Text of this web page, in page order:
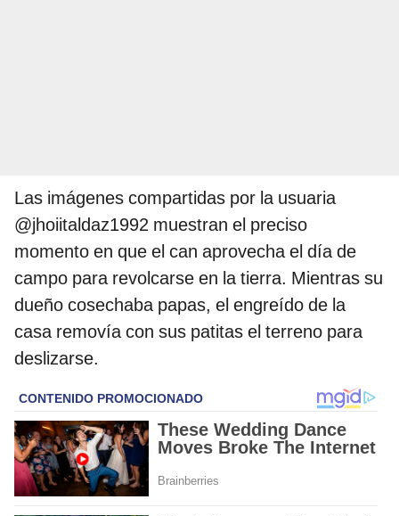
Las imágenes compartidas por la usuaria
@jhoiitaldaz1992 muestran el preciso
momento en que el can aprovecha el día de
campo para revolcarse en la tierra. Mientras su
dueño cosechaba papas, el engreído de la
casa removía con sus patitas el terreno para
deslizarse.